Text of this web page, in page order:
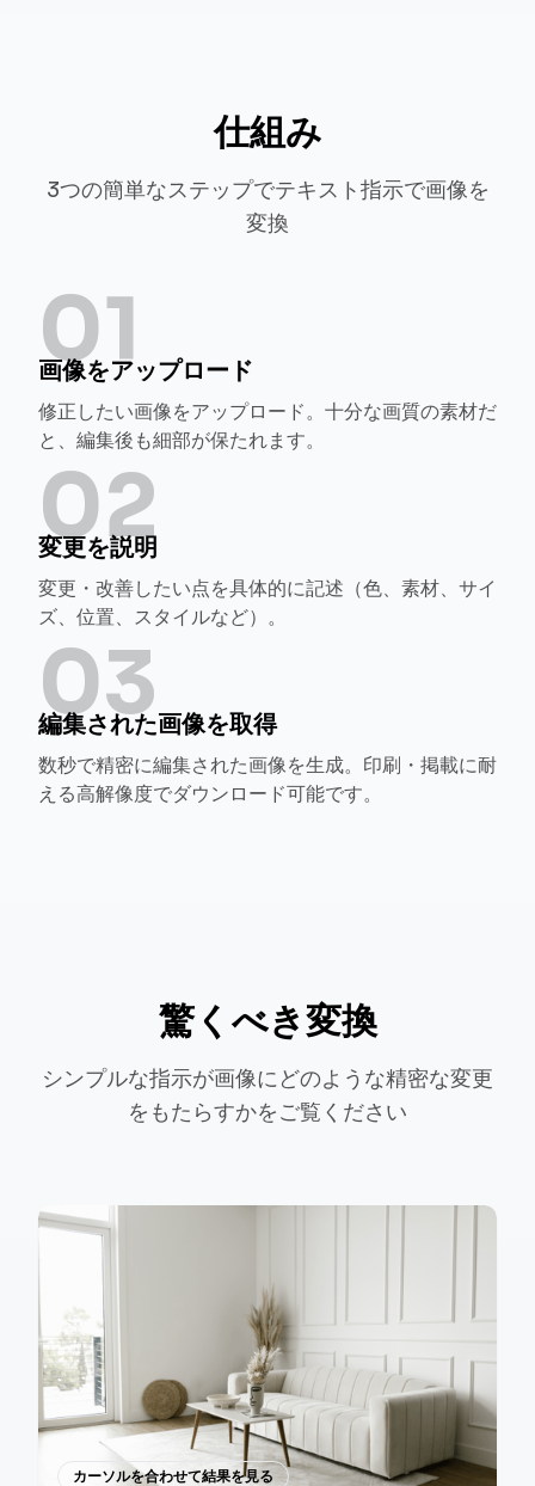
仕組み
3つの簡単なステップでテキスト指示で画像を
変換
01
画像をアップロード
修正したい画像をアップロード。十分な画質の素材だ
と、編集後も細部が保たれます。
02
変更を説明
変更・改善したい点を具体的に記述（色、素材、サイ
ズ、位置、スタイルなど）。
03
編集された画像を取得
数秒で精密に編集された画像を生成。印刷・掲載に耐
える高解像度でダウンロード可能です。
驚くべき変換
シンプルな指示が画像にどのような精密な変更
をもたらすかをご覧ください
カーソルを合わせて結果を見る